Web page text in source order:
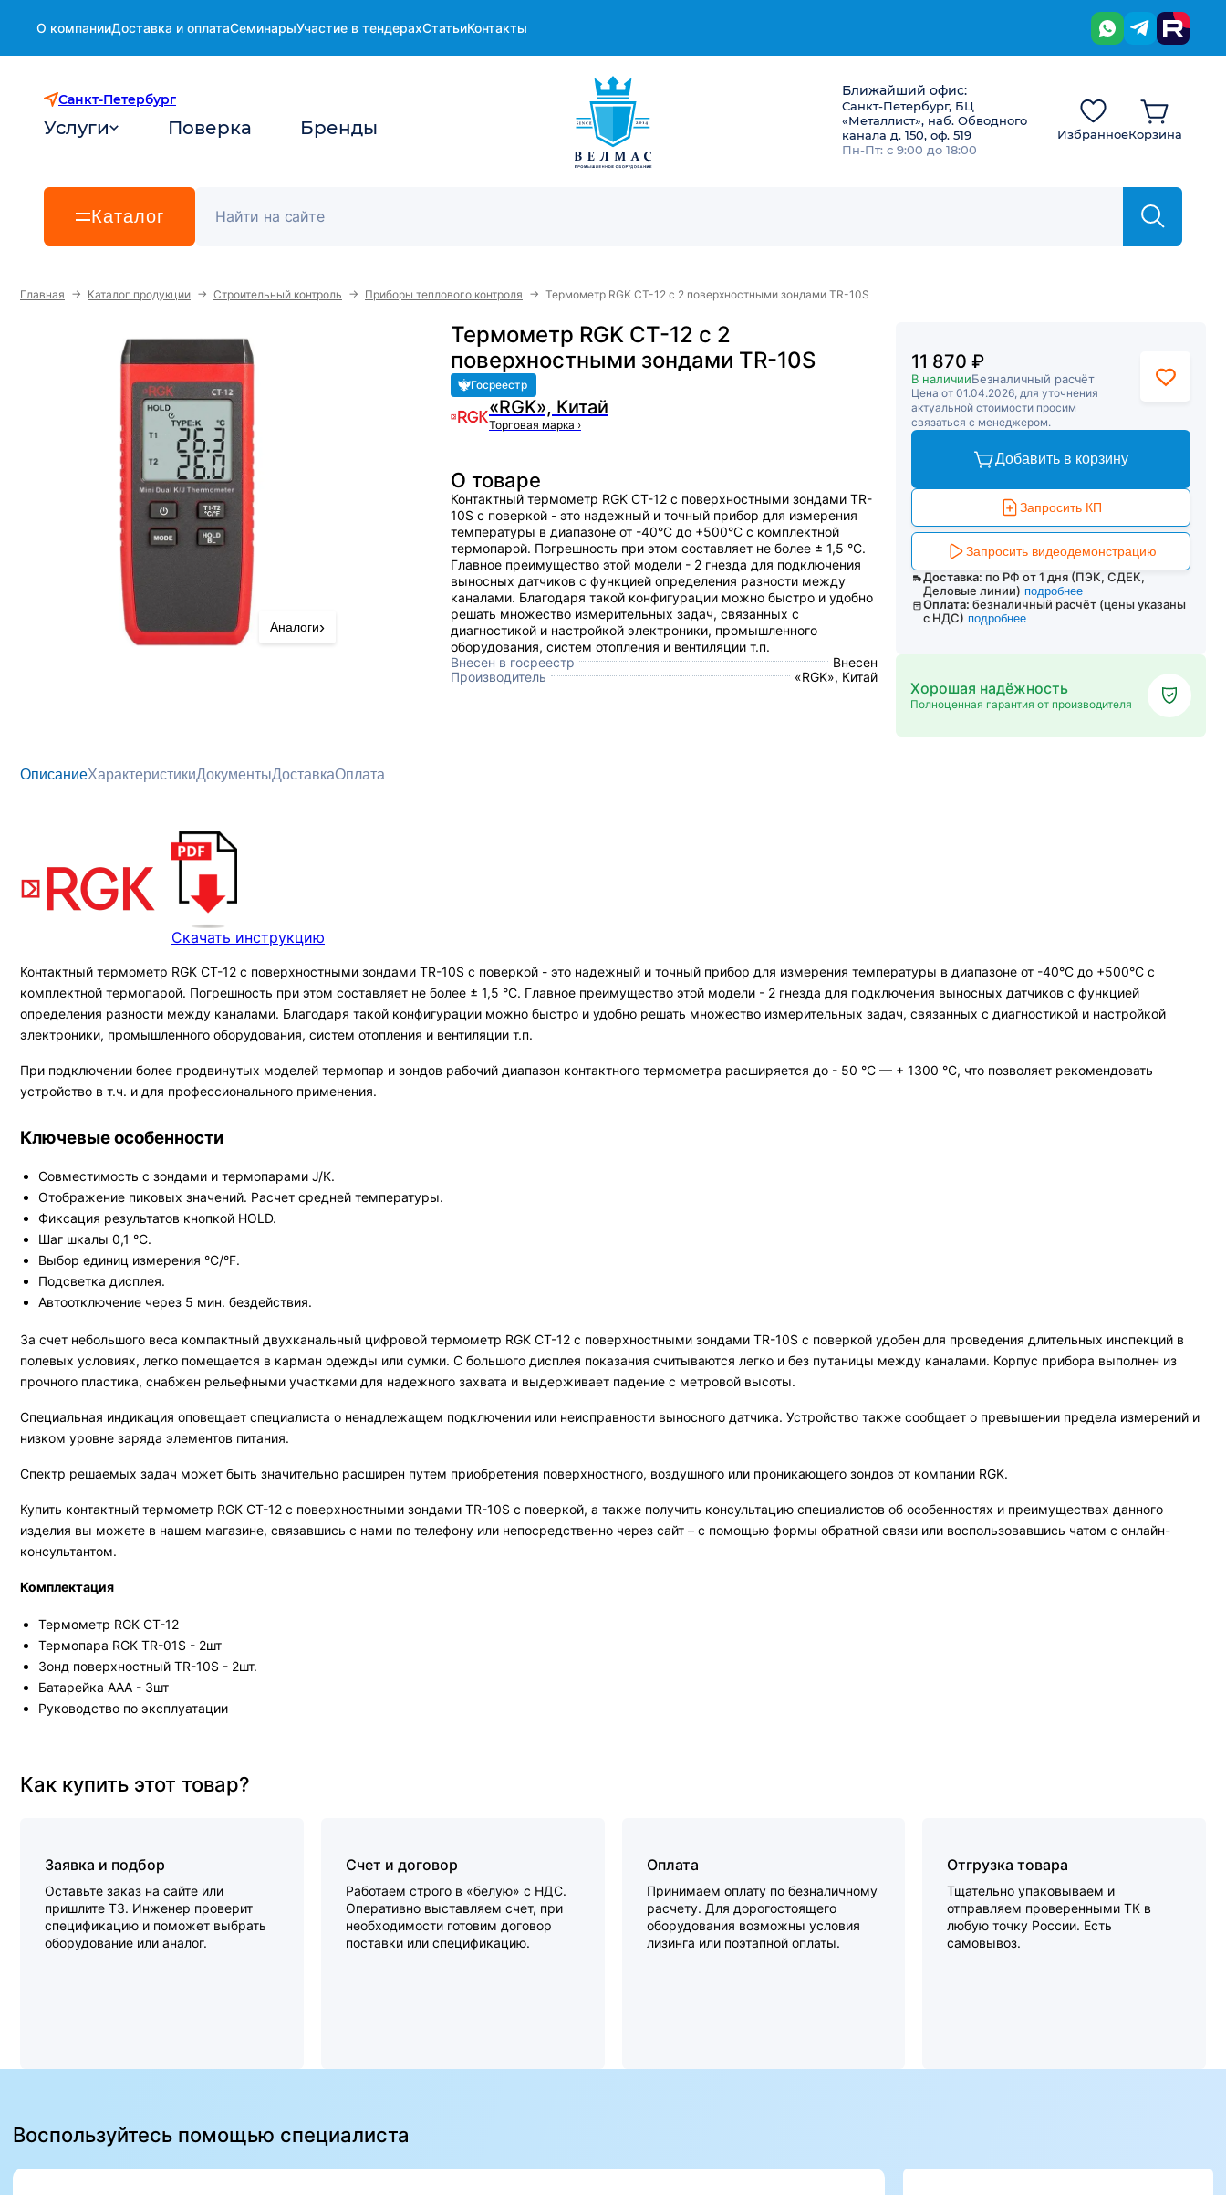
О компанииДоставка и оплатаСеминарыУчастие в тендерахСтатьиКонтакты
Санкт-Петербург
Услуги Поверка Бренды
Ближайший офис:
Санкт-Петербург, БЦ
«Металлист», наб. Обводного
канала д. 150, оф. 519
Пн-Пт: с 9:00 до 18:00
ИзбранноеКорзина
Каталог
Главная → Каталог продукции → Строительный контроль → Приборы теплового контроля → Термометр RGK CT-12 с 2 поверхностными зондами TR-10S
Термометр RGK CT-12 с 2
поверхностными зондами TR-10S
Госреестр
«RGK», Китай
Торговая марка ›
Аналоги›
О товаре
Контактный термометр RGK CT-12 с поверхностными зондами TR-
10S с поверкой - это надежный и точный прибор для измерения
температуры в диапазоне от -40°С до +500°С с комплектной
термопарой. Погрешность при этом составляет не более ± 1,5 °C.
Главное преимущество этой модели - 2 гнезда для подключения
выносных датчиков с функцией определения разности между
каналами. Благодаря такой конфигурации можно быстро и удобно
решать множество измерительных задач, связанных с
диагностикой и настройкой электроники, промышленного
оборудования, систем отопления и вентиляции т.п.
Внесен в госреестр
Внесен
Производитель
«RGK», Китай
11 870 ₽
В наличииБезналичный расчёт
Цена от 01.04.2026, для уточнения
актуальной стоимости просим
связаться с менеджером.
Добавить в корзину
Запросить КП
Запросить видеодемонстрацию
Доставка: по РФ от 1 дня (ПЭК, СДЕК,
Деловые линии) подробнее
Оплата: безналичный расчёт (цены указаны
с НДС) подробнее
Хорошая надёжность
Полноценная гарантия от производителя
ОписаниеХарактеристикиДокументыДоставкаОплата
Скачать инструкцию
Контактный термометр RGK CT-12 с поверхностными зондами TR-10S с поверкой - это надежный и точный прибор для измерения температуры в диапазоне от -40°С до +500°С с
комплектной термопарой. Погрешность при этом составляет не более ± 1,5 °C. Главное преимущество этой модели - 2 гнезда для подключения выносных датчиков с функцией
определения разности между каналами. Благодаря такой конфигурации можно быстро и удобно решать множество измерительных задач, связанных с диагностикой и настройкой
электроники, промышленного оборудования, систем отопления и вентиляции т.п.
При подключении более продвинутых моделей термопар и зондов рабочий диапазон контактного термометра расширяется до - 50 °С — + 1300 °С, что позволяет рекомендовать
устройство в т.ч. и для профессионального применения.
Ключевые особенности
Совместимость с зондами и термопарами J/K.
Отображение пиковых значений. Расчет средней температуры.
Фиксация результатов кнопкой HOLD.
Шаг шкалы 0,1 °С.
Выбор единиц измерения °C/°F.
Подсветка дисплея.
Автоотключение через 5 мин. бездействия.
За счет небольшого веса компактный двухканальный цифровой термометр RGK CT-12 с поверхностными зондами TR-10S с поверкой удобен для проведения длительных инспекций в
полевых условиях, легко помещается в карман одежды или сумки. С большого дисплея показания считываются легко и без путаницы между каналами. Корпус прибора выполнен из
прочного пластика, снабжен рельефными участками для надежного захвата и выдерживает падение с метровой высоты.
Специальная индикация оповещает специалиста о ненадлежащем подключении или неисправности выносного датчика. Устройство также сообщает о превышении предела измерений и
низком уровне заряда элементов питания.
Спектр решаемых задач может быть значительно расширен путем приобретения поверхностного, воздушного или проникающего зондов от компании RGK.
Купить контактный термометр RGK CT-12 с поверхностными зондами TR-10S с поверкой, а также получить консультацию специалистов об особенностях и преимуществах данного
изделия вы можете в нашем магазине, связавшись с нами по телефону или непосредственно через сайт – с помощью формы обратной связи или воспользовавшись чатом с онлайн-
консультантом.
Комплектация
Термометр RGK CT-12
Термопара RGK TR-01S - 2шт
Зонд поверхностный TR-10S - 2шт.
Батарейка ААА - 3шт
Руководство по эксплуатации
Как купить этот товар?
Заявка и подбор
Оставьте заказ на сайте или
пришлите ТЗ. Инженер проверит
спецификацию и поможет выбрать
оборудование или аналог.
Счет и договор
Работаем строго в «белую» с НДС.
Оперативно выставляем счет, при
необходимости готовим договор
поставки или спецификацию.
Оплата
Принимаем оплату по безналичному
расчету. Для дорогостоящего
оборудования возможны условия
лизинга или поэтапной оплаты.
Отгрузка товара
Тщательно упаковываем и
отправляем проверенными ТК в
любую точку России. Есть
самовывоз.
Воспользуйтесь помощью специалиста